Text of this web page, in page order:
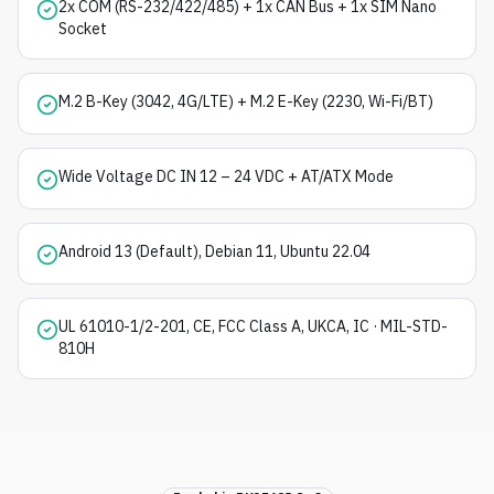
2x COM (RS-232/422/485) + 1x CAN Bus + 1x SIM Nano
Socket
M.2 B-Key (3042, 4G/LTE) + M.2 E-Key (2230, Wi-Fi/BT)
Wide Voltage DC IN 12 – 24 VDC + AT/ATX Mode
Android 13 (Default), Debian 11, Ubuntu 22.04
UL 61010-1/2-201, CE, FCC Class A, UKCA, IC · MIL-STD-
810H